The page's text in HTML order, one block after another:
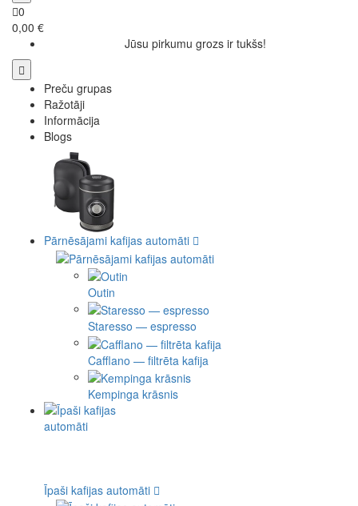
0
0,00 €
Jūsu pirkumu grozs ir tukšs!
Preču grupas
Ražotāji
Informācija
Blogs
Pārnēsājami kafijas automāti
Outin
Staresso — espresso
Cafflano — filtrēta kafija
Kempinga krāsnis
Īpaši kafijas automāti